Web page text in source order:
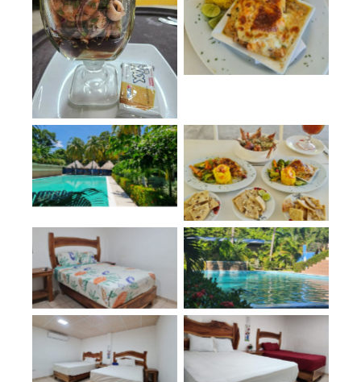
No Caption
No Caption
No Caption No Caption
No Caption No Caption
No Caption No Caption